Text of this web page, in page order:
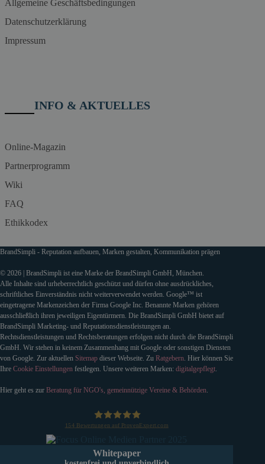
Allgemeine Geschäftsbedingungen
Datenschutzerklärung
Impressum
INFO & AKTUELLES
Online-Magazin
Partnerprogramm
Wiki
FAQ
Ethikkodex
BrandSimpli - Reputation aufbauen, Marken gestalten, Kommunikation prägen
© 2026 | BrandSimpli ist eine Marke der BrandSimpli GmbH, München.
Alle Inhalte sind urheberrechtlich geschützt und dürfen ohne ausdrückliches,
schriftliches Einverständnis nicht weiterverwendet werden. Google™ ist
eingetragene Markenzeichen der Firma Google Inc. Benannte Marken gehören
ausschließlich ihren jeweiligen Eigentürmern. Die BrandSimpli GmbH bietet auf
BrandSimpli Marketing- und Reputationsdienstleistungen an.
Rechtsdienstleistungen und Rechtsberatungen erfolgen nicht durch die BrandSimpli
GmbH. Wir stehen in keinem Zusammenhang mit Google oder sonstigen Diensten
von Google. Zur aktuellen Sitemap dieser Webseite. Zu Ratgebern. Hier können Sie
Ihre Cookie Einstellungen festlegen. Unsere weiteren Marken: digitalgepflegt.
Hier geht es zur Beratung für NGO's, gemeinnützige Vereine & Behörden.
154 Bewertungen auf ProvenExpert.com
Whitepaper